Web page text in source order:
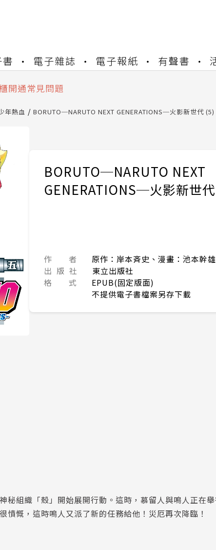
電子雜誌 電子報紙 有聲書
閱讀資產合併與書櫃開通申請
鐘完成書櫃開通與資產合併申請圖文教學
閱讀資產合併與書櫃開通申請
年熱血 BORUTO─NARUTO NEXT GENERATIONS─火影新世代 (5)
BORUTO─NARUTO NEXT
GENERATIONS─火影新世
作 者
原作：岸本斉史、漫畫：池本幹
出 版 社
東立出版社
格 式
EPUB(固定版面)
不提供電子書檔案另存下載
秘組織「殼」開始展開行動。這時，慕留人與鳴人正在
慨，這時鳴人又派了新的任務給他！災厄再次降臨！